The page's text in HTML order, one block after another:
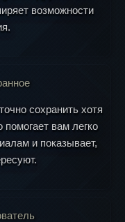
возможности
сохранить хотя
вам легко
и показывает,